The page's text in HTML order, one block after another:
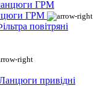
ГРМ
повітряні
привідні